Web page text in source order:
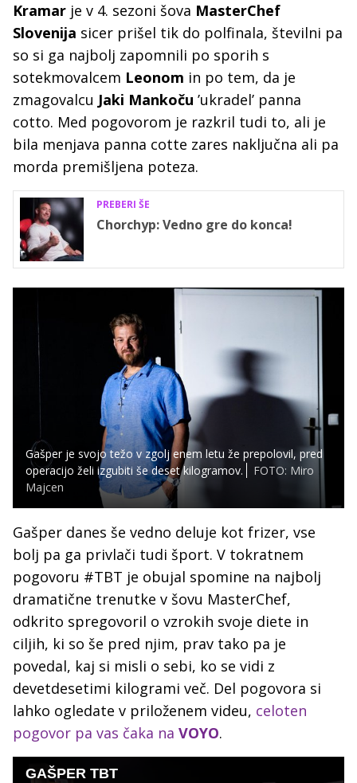
Kramar je v 4. sezoni šova MasterChef
Slovenija sicer prišel tik do polfinala, številni pa
so si ga najbolj zapomnili po sporih s
sotekmovalcem Leonom in po tem, da je
zmagovalcu Jaki Mankoču ’ukradel’ panna
cotto. Med pogovorom je razkril tudi to, ali je
bila menjava panna cotte zares naključna ali pa
morda premišljena poteza.
PREBERI ŠE
Chorchyp: Vedno gre do konca!
Gašper je svojo težo v zgolj enem letu že prepolovil, pred
operacijo želi izgubiti še deset kilogramov.
FOTO: Miro
Majcen
Gašper danes še vedno deluje kot frizer, vse
bolj pa ga privlači tudi šport. V tokratnem
pogovoru #TBT je obujal spomine na najbolj
dramatične trenutke v šovu MasterChef,
odkrito spregovoril o vzrokih svoje diete in
ciljih, ki so še pred njim, prav tako pa je
povedal, kaj si misli o sebi, ko se vidi z
devetdesetimi kilogrami več. Del pogovora si
lahko ogledate v priloženem videu, celoten
pogovor pa vas čaka na VOYO.
GAŠPER TBT